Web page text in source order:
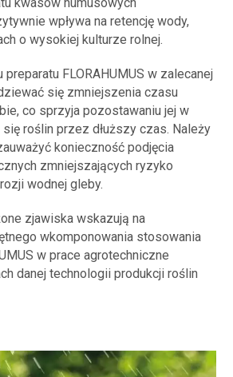
wpływa na retencję wody,
o wysokiej kulturze rolnej.
FLORAHUMUS w zalecanej
się zmniejszenia czasu
co sprzyja pozostawaniu jej w
roślin przez dłuższy czas. Należy
konieczność podjęcia
zmniejszających ryzyko
wodnej gleby.
zjawiska wskazują na
wkomponowania stosowania
w prace agrotechniczne
danej technologii produkcji roślin